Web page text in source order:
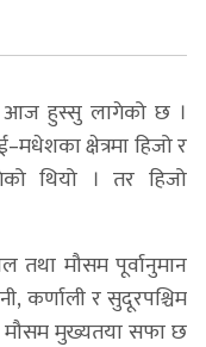
आज हुस्सु लागेको छ ।
क्षेत्रमा हिजो र
थियो । तर हिजो
तथा मौसम पूर्वानुमान
कर्णाली र सुदूरपश्चिम
मौसम मुख्यतया सफा छ